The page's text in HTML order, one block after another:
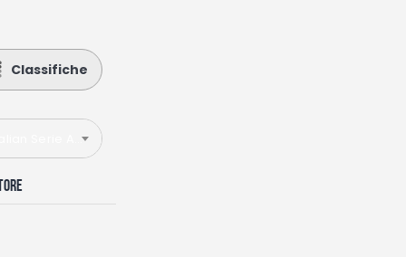
Classifiche
Italian Serie A 2022-2023